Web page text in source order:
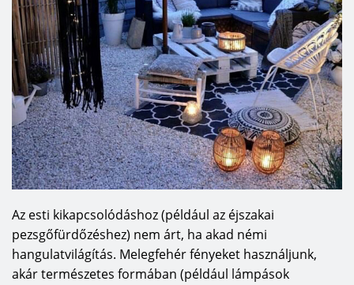
Az esti kikapcsolódáshoz (például az éjszakai
pezsgőfürdőzéshez) nem árt, ha akad némi
hangulatvilágítás. Melegfehér fényeket használjunk,
akár természetes formában (például lámpások